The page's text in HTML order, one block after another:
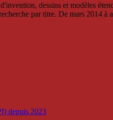
dessins et modèles
par titre. De mars 2014
depuis 2023